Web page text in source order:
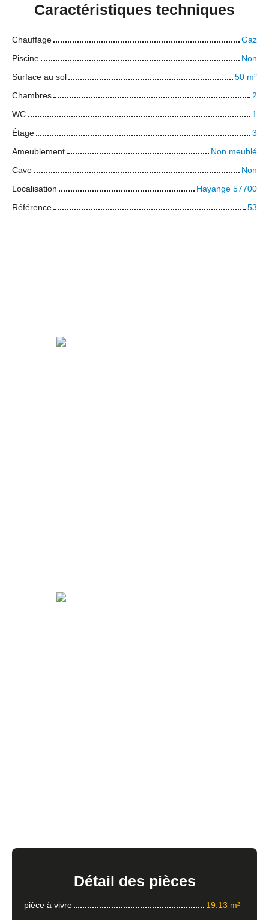
Caractéristiques techniques
Chauffage
Gaz
Piscine
Non
Surface au sol
50 m²
Chambres
2
WC
1
Étage
3
Ameublement
Non meublé
Cave
Non
Localisation
Hayange 57700
Référence
53
Détail des pièces
pièce à vivre
19.13 m²